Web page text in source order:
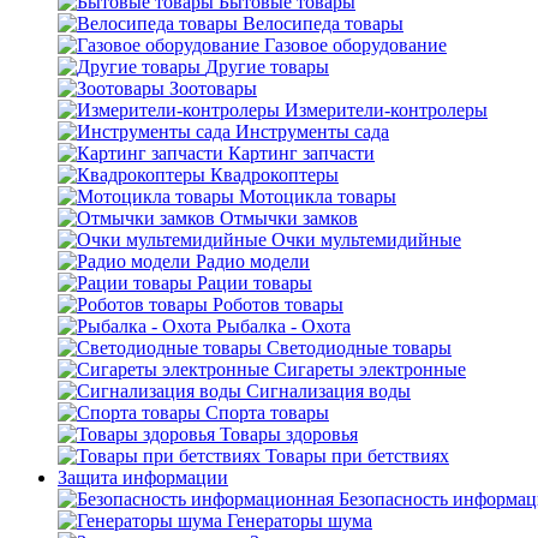
Велосипеда товары
Газовое оборудование
Другие товары
Зоотовары
Измерители-контролеры
Инструменты сада
Картинг запчасти
Квадрокоптеры
Мотоцикла товары
Отмычки замков
Очки мультемидийные
Радио модели
Рации товары
Роботов товары
Рыбалка - Охота
Светодиодные товары
Сигареты электронные
Сигнализация воды
Спорта товары
Товары здоровья
Товары при бетствиях
Защита информации
Безопасность
Генераторы шума